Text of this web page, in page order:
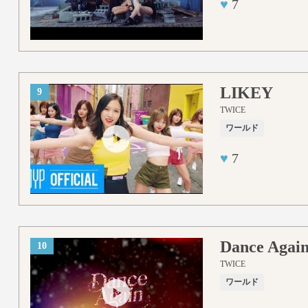
♥ 7
9 LIKEY
TWICE
ワールド
♥ 7
10 Dance
TWICE
ワールド